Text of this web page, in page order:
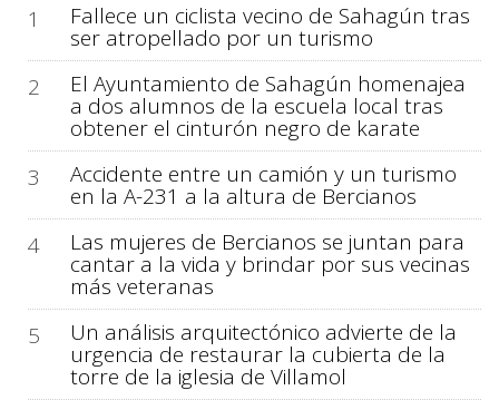
1 Fallece un ciclista vecino de Sahagún tras
ser atropellado por un turismo
2
El Ayuntamiento de Sahagún homenajea
a dos alumnos de la escuela local tras
obtener el cinturón negro de karate
3
Accidente entre un camión y un turismo
en la A-231 a la altura de Bercianos
4
Las mujeres de Bercianos se juntan para
cantar a la vida y brindar por sus vecinas
más veteranas
5
Un análisis arquitectónico advierte de la
urgencia de restaurar la cubierta de la
torre de la iglesia de Villamol